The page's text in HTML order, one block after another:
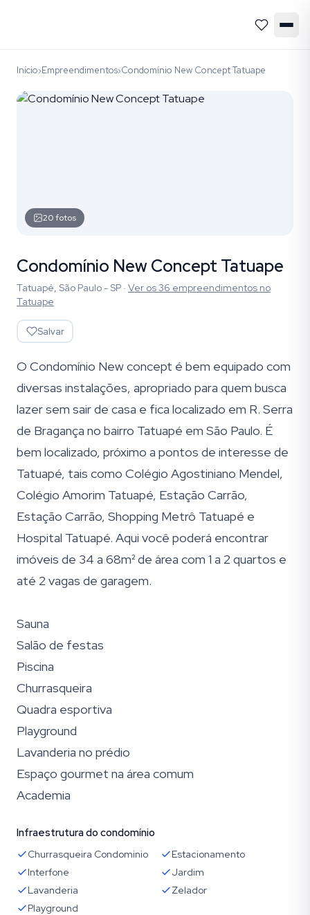
Início›Empreendimentos›Condomínio New Concept Tatuape
20fotos
Condomínio New Concept Tatuape
Tatuapé, São Paulo - SP · Ver os36 empreendimentos no
Tatuape
Salvar
O Condomínio New concept é bem equipado com
diversas instalações, apropriado para quem busca
lazer sem sair de casa e fica localizado em R. Serra
de Bragança no bairro Tatuapé em São Paulo. É
bem localizado, próximo a pontos de interesse de
Tatuapé, tais como Colégio Agostiniano Mendel,
Colégio Amorim Tatuapé, Estação Carrão,
Estação Carrão, Shopping Metrô Tatuapé e
Hospital Tatuapé. Aqui você poderá encontrar
imóveis de 34 a 68m² de área com 1 a 2 quartos e
até 2 vagas de garagem.
Sauna
Salão de festas
Piscina
Churrasqueira
Quadra esportiva
Playground
Lavanderia no prédio
Espaço gourmet na área comum
Academia
Infraestrutura do condomínio
Churrasqueira Condominio
Estacionamento
Interfone
Jardim
Lavanderia
Zelador
Playground